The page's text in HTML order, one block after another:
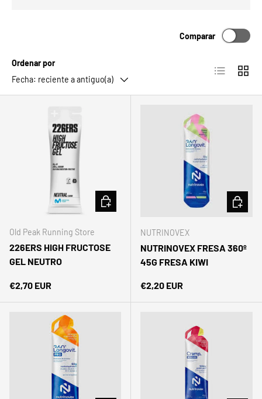
Ordenar por
Fecha: reciente a antiguo(a)
Comparar
Lista
Old Peak Running Store
226ERS HIGH FRUCTOSE
GEL NEUTRO
Precio normal
€2,70 EUR
AÑADIR AL CARRITO
NUTRINOVEX
NUTRINOVEX FRESA 360º
45G FRESA KIWI
Precio normal
€2,20 EUR